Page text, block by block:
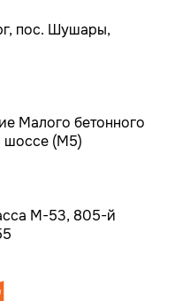
пос. Шушары,
Малого бетонного
шоссе (М5)
M-53, 805-й